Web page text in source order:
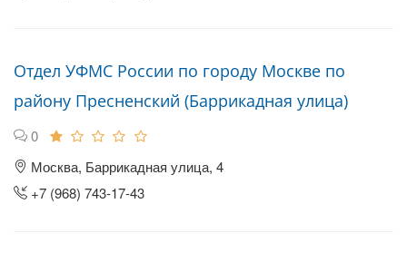
Отдел УФМС России по городу Москве по
району Пресненский (Баррикадная улица)
0
Москва, Баррикадная улица, 4
+7 (968) 743-17-43